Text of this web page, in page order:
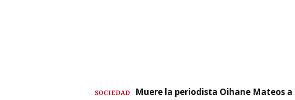
SOCIEDAD Muere la periodista Oihane Mateos a